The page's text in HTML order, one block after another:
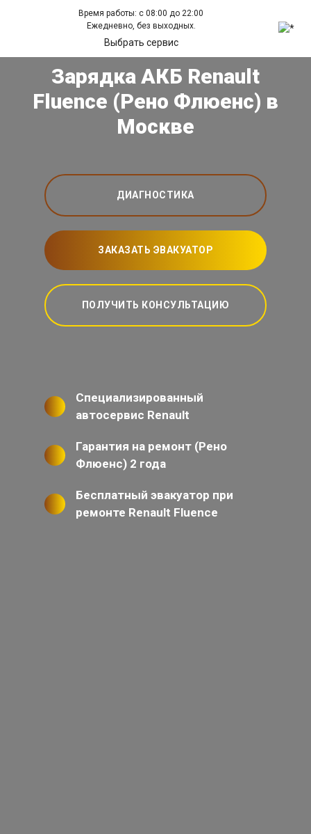
Время работы: с 08:00 до 22:00
Ежедневно, без выходных.
Выбрать сервис
Зарядка АКБ Renault
Fluence (Рено Флюенс) в
Москве
ДИАГНОСТИКА
ЗАКАЗАТЬ ЭВАКУАТОР
ПОЛУЧИТЬ КОНСУЛЬТАЦИЮ
Специализированный
автосервис Renault
Гарантия на ремонт (Рено
Флюенс) 2 года
Бесплатный эвакуатор при
ремонте Renault Fluence